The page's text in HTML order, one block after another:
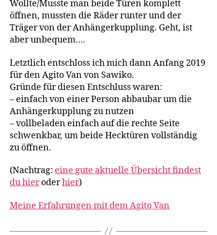
Wollte/Musste man beide Türen komplett
öffnen, mussten die Räder runter und der
Träger von der Anhängerkupplung. Geht, ist
aber unbequem….
Letztlich entschloss ich mich dann Anfang 2019
für den Agito Van von Sawiko.
Gründe für diesen Entschluss waren:
– einfach von einer Person abbaubar um die
Anhängerkupplung zu nutzen
– vollbeladen einfach auf die rechte Seite
schwenkbar, um beide Hecktüren vollständig
zu öffnen.
(Nachtrag: eine gute aktuelle Übersicht findest
du hieroderhier)
Meine Erfahrungen mit dem Agito Van